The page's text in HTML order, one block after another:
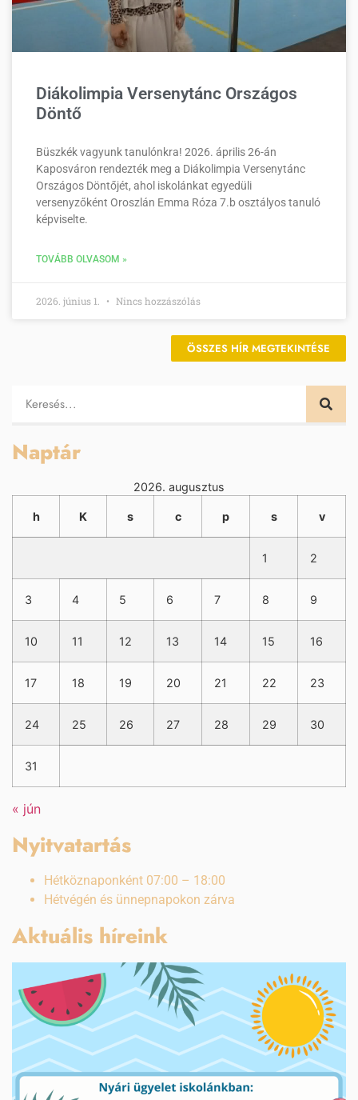
Diákolimpia Versenytánc Országos
Döntő
Büszkék vagyunk tanulónkra! 2026. április 26-án
Kaposváron rendezték meg a Diákolimpia Versenytánc
Országos Döntőjét, ahol iskolánkat egyedüli
versenyzőként Oroszlán Emma Róza 7.b osztályos tanuló
képviselte.
TOVÁBB OLVASOM »
2026. június 1. Nincs hozzászólás
ÖSSZES HÍR MEGTEKINTÉSE
Naptár
2026. augusztus
h K s c p s v
1 2
3 4 5 6 7 8 9
10 11 12 13 14 15 16
17 18 19 20 21 22 23
24 25 26 27 28 29 30
31
« jún
Nyitvatartás
Hétköznaponként 07:00 – 18:00
Hétvégén és ünnepnapokon zárva
Aktuális híreink